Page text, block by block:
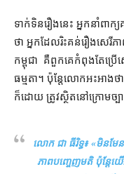
ទាក់​ទិន​រឿង​នេះ ​អ្នកនាំព
ថា អ្នក​ដែល​រិះគន់​រឿង​សេរី
កម្ពុជា ​ គឺ​ពួកគេ​កំពុង​តែ​ប្រើ​
ធម្មតា។ ប៉ុន្តែ​លោក​អះអាង​
ក៏ដោយ ត្រូវ​​ស្ថិត​នៅ​ក្រោម​ច្ប
លោក ជា ធីរិទ្ធ៖ «មិនមែ
ភាព​បញ្ចេញមតិ​ ប៉ុន្តែ​យ